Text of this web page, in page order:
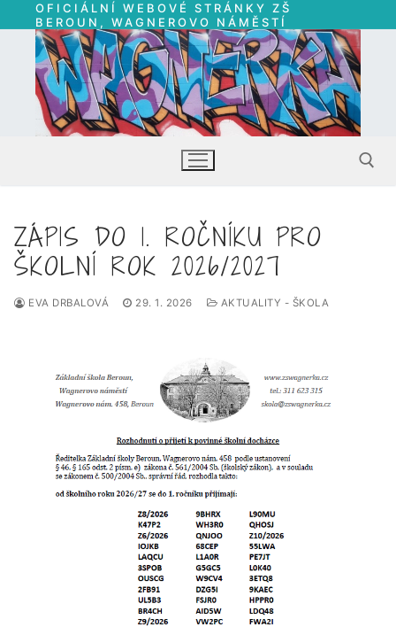
Přeskočit
na
obsah
OFICIÁLNÍ WEBOVÉ STRÁNKY ZŠ
BEROUN, WAGNEROVO NÁMĚSTÍ
Hledat:
ZÁPIS DO 1. ROČNÍKU PRO
ŠKOLNÍ ROK 2026/2027
EVA DRBALOVÁ 29. 1. 2026 AKTUALITY - ŠKOLA